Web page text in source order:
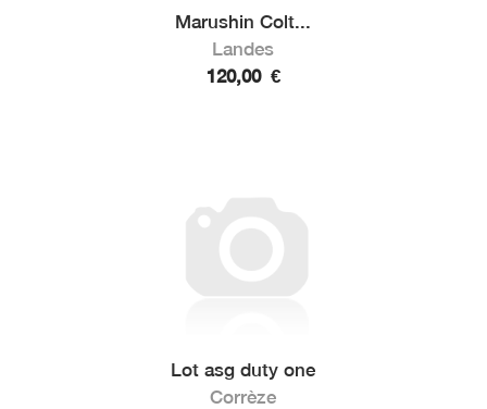
Marushin Colt...
Landes
120,00 €
Lot asg duty one
Corrèze